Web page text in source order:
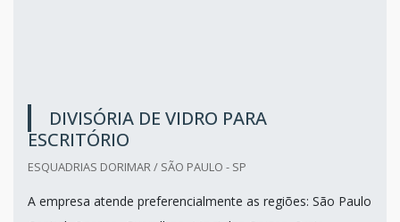
DIVISÓRIA DE VIDRO PARA
ESCRITÓRIO
ESQUADRIAS DORIMAR / SÃO PAULO - SP
A empresa atende preferencialmente as regiões: São Paulo